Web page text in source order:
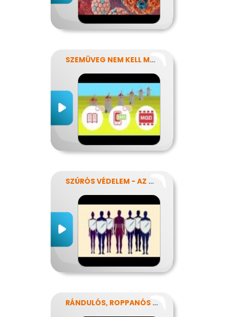
SZEMÜVEG NEM KELL MÉG?
SZÚRÓS VÉDELEM - AZ OLTÁSOKRÓL
RÁNDULÓS, ROPPANÓS BALESETEK